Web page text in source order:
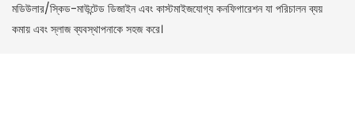
মডিউলার/স্কিড-মাউন্টেড ডিজাইন এবং কাস্টমাইজযোগ্য কনফিগারেশন যা পরিচালন ব্যয়
কমায় এবং স্লাজ ব্যবস্থাপনাকে সহজ করে।